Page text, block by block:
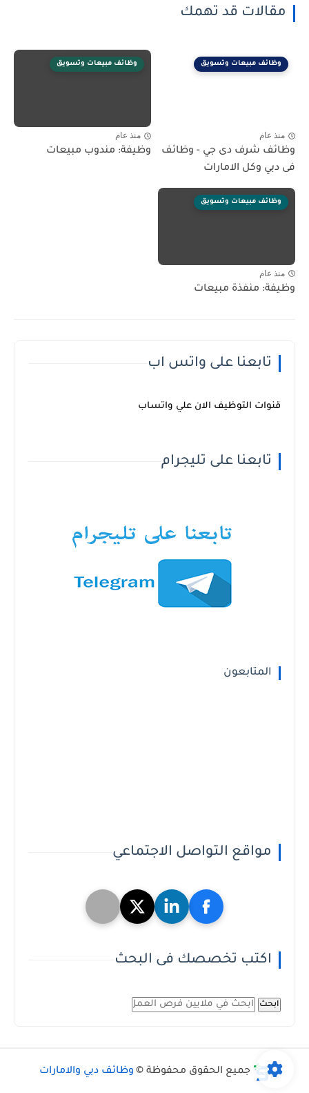
مقالات قد تهمك
وظائف مبيعات وتسويق
منذ عام
وظائف شرف دى جي - وظائف
فى دبي وكل الامارات
وظائف مبيعات وتسويق
منذ عام
وظيفة: مندوب مبيعات
وظائف مبيعات وتسويق
منذ عام
وظيفة: منفذة مبيعات
تابعنا على واتس اب
قنوات التوظيف الان علي واتساب
تابعنا على تليجرام
المتابعون
مواقع التواصل الاجتماعي
اكتب تخصصك فى البحث
ابحث
جميع الحقوق محفوظة © وظائف دبي والامارات